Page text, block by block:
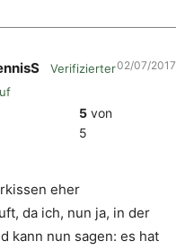
Verifizierter
5 von
5
02/07/2017
eher
da ich, nun ja, in der
kann nun sagen: es hat